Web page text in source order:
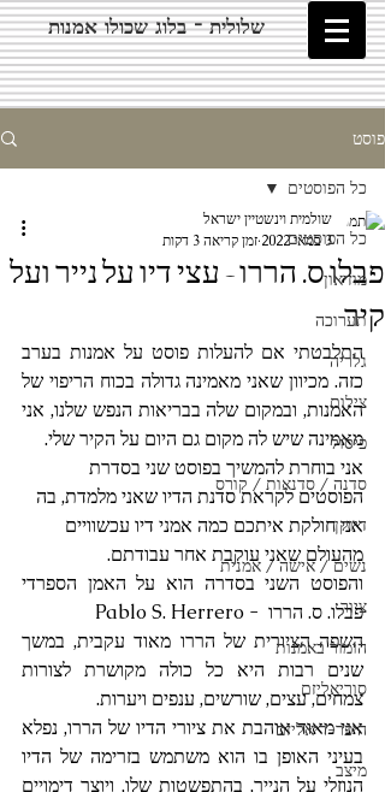
שלולית - בלוג שכולו אמנות
פוסט
כל הפוסטים
מוזיאון
תערוכה
גלריה
צילום
פיסול
סדנה / סדנאות / קורס
דיוקן
נשים / אישה / אמנית
ציור
הומור באמנות
סוריאליזם
היפר-ריאליזם
מיצב
כל הפוסטים
פבלו ס. הררו - עצי דיו על נייר ועל
קיר
שולמית וינשטיין ישראל
3 במאי 2022
זמן קריאה 3 דקות
מאמינה שיש לה מקום גם היום על הקיר שלי.
אני בוחרת להמשיך בפוסט שני בסדרת
הפוסטים לקראת סדנת הדיו שאני מלמדת, בה
אני חולקת איתכם כמה אמני דיו עכשוויים
מהעולם שאני עוקבת אחר עבודתם.
פבלו. ס. הררו  - Pablo S. Herrero
צמחים, עצים, שורשים, ענפים ויערות.